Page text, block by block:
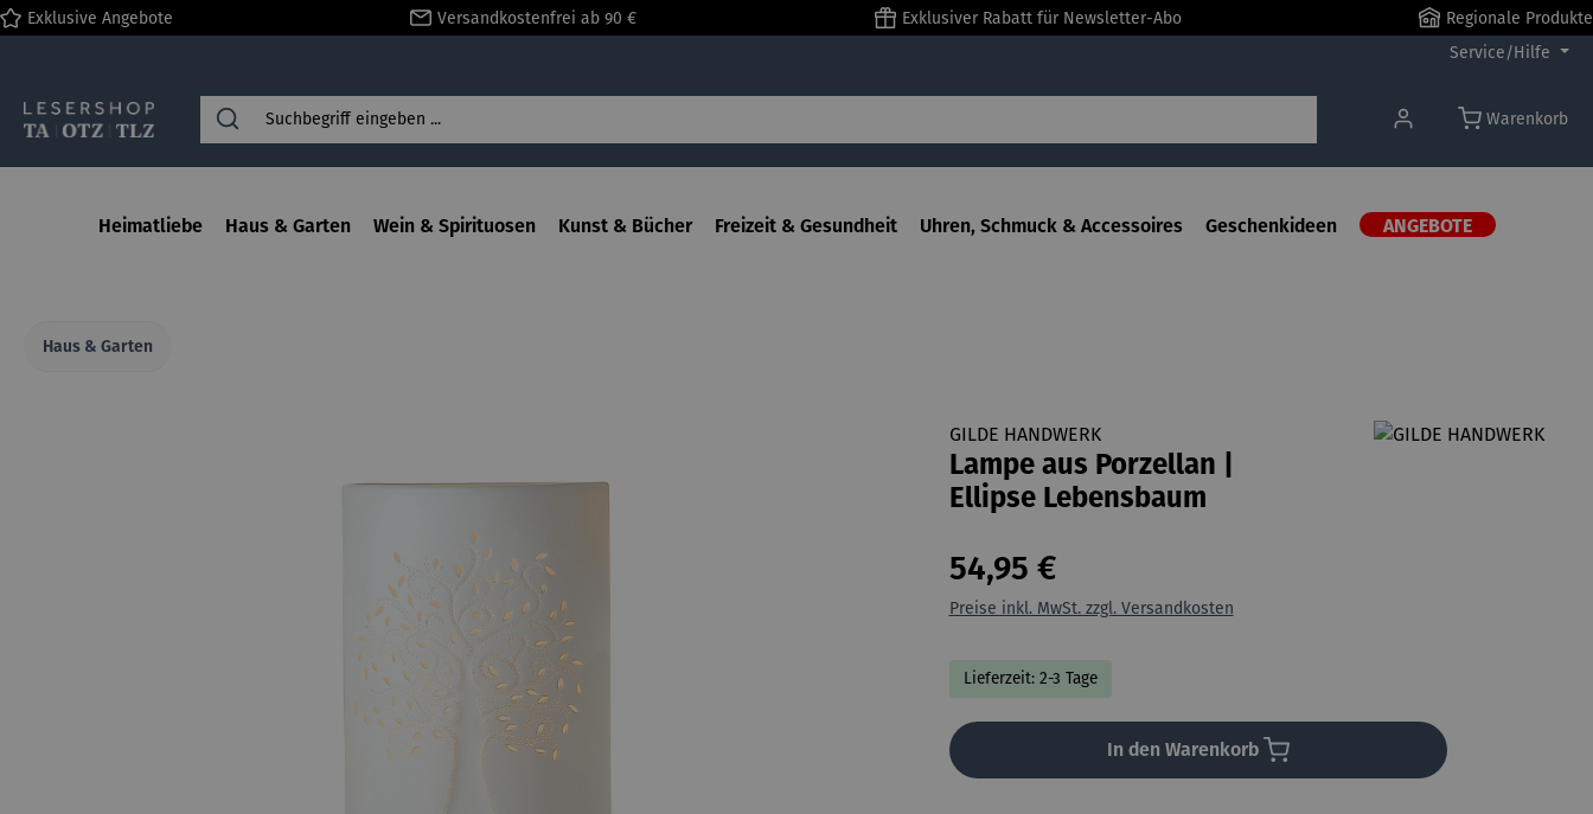
Zur Hauptnavigation springen
Exklusive Angebote Versandkostenfrei ab 90 € Exklusiver Rabatt für Newsletter-Abo
Regionale Produkte
Service/Hilfe
Warenkorb
Heimatliebe Haus & Garten Wein & Spirituosen Kunst & Bücher Freizeit & Gesundheit Uhren, Schmuck & Accessoires Geschenkideen ANGEBOTE
Haus & Garten
GILDE HANDWERK
Lampe aus Porzellan |
Ellipse Lebensbaum
54,95 €
Preise inkl. MwSt. zzgl. Versandkosten
Lieferzeit: 2-3 Tage
In den Warenkorb